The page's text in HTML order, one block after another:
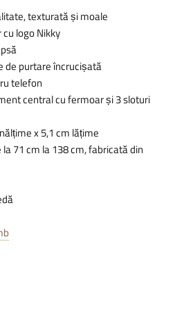
texturată și moale
logo Nikky
de purtare încrucișată
telefon
central cu fermoar și 3 sloturi
x 5,1 cm lățime
71 cm la 138 cm, fabricată din